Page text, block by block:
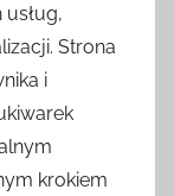
Strona
i
krokiem